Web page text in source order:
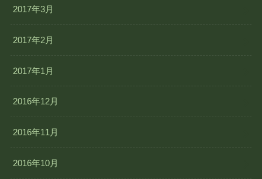
2017年3月
2017年2月
2017年1月
2016年12月
2016年11月
2016年10月